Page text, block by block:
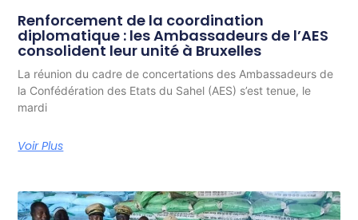
Renforcement de la coordination
diplomatique : les Ambassadeurs de l’AES
consolident leur unité à Bruxelles
La réunion du cadre de concertations des Ambassadeurs de
la Confédération des Etats du Sahel (AES) s’est tenue, le
mardi
Voir Plus